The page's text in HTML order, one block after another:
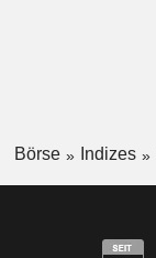
Börse Indizes